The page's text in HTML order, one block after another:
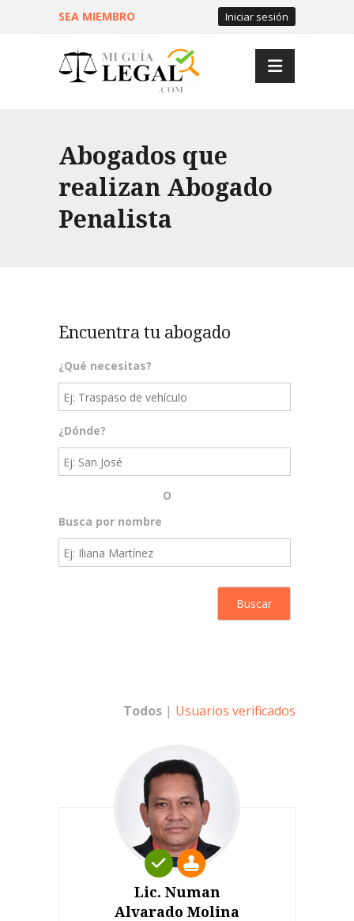
SEA MIEMBRO Iniciar sesión
Abogados que
realizan Abogado
Penalista
Encuentra tu abogado
¿Qué necesitas?
¿Dónde?
O
Busca por nombre
Todos | Usuarios verificados
Lic. Numan
Alvarado Molina